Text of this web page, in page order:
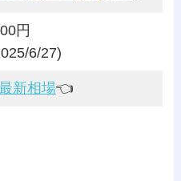
円
6/27)
新相場👈️